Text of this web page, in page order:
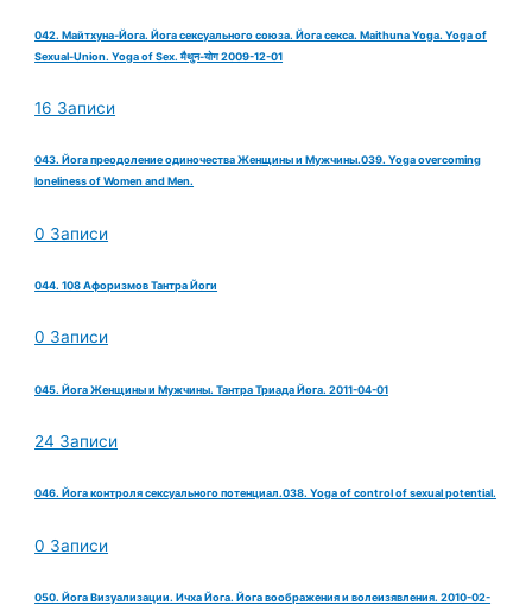
042. Майтхуна-Йога. Йога сексуального союза. Йога секса. Maithuna Yoga. Yoga of
Sexual-Union. Yoga of Sex. मैथुन-योग 2009-12-01
16 Записи
043. Йога преодоление одиночества Женщины и Мужчины.039. Yoga overcoming
loneliness of Women and Men.
0 Записи
044. 108 Афоризмов Тантра Йоги
0 Записи
045. Йога Женщины и Мужчины. Тантра Триада Йога. 2011-04-01
24 Записи
046. Йога контроля сексуального потенциал.038. Yoga of control of sexual potential.
0 Записи
050. Йога Визуализации. Ичха Йога. Йога воображения и волеизявления. 2010-02-